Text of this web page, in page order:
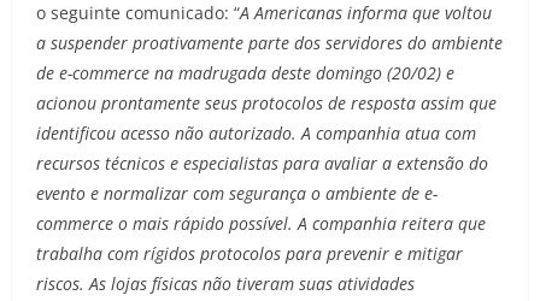
o seguinte comunicado: “A Americanas informa que voltou
a suspender proativamente parte dos servidores do ambiente
de e-commerce na madrugada deste domingo (20/02) e
acionou prontamente seus protocolos de resposta assim que
identificou acesso não autorizado. A companhia atua com
recursos técnicos e especialistas para avaliar a extensão do
evento e normalizar com segurança o ambiente de e-
commerce o mais rápido possível. A companhia reitera que
trabalha com rígidos protocolos para prevenir e mitigar
riscos. As lojas físicas não tiveram suas atividades